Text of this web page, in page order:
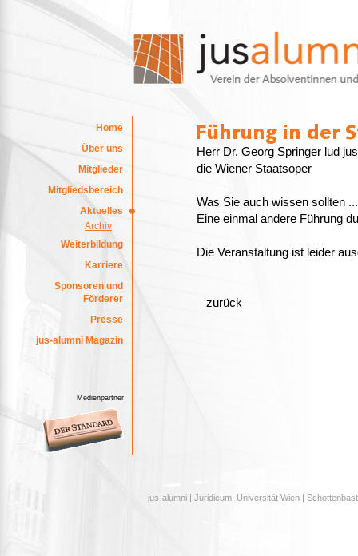
Home
Über uns
Mitglieder
Mitgliedsbereich
Aktuelles
Archiv
Weiterbildung
Karriere
Sponsoren und
Förderer
Presse
jus-alumni Magazin
Medienpartner
Herr Dr. Georg Springer lud
die Wiener Staatsoper
Was Sie auch wissen sollten ...
Eine einmal andere Führung
Die Veranstaltung ist leider
zurück
jus-alumni | Juridicum, Universität Wien |